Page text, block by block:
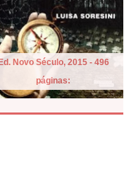
Novo Século, 2015 - 496
páginas: